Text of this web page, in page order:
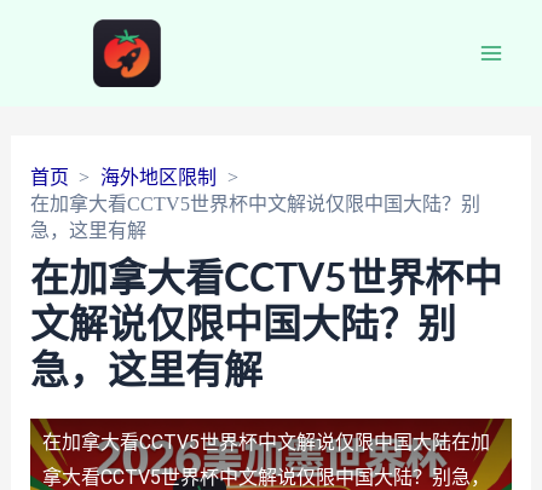
首页
海外地区限制
在加拿大看CCTV5世界杯中文解说仅限中国大陆？别
急，这里有解
在加拿大看CCTV5世界杯中
文解说仅限中国大陆？别
急，这里有解
在加拿大看CCTV5世界杯中文解说仅限中国大陆在加
拿大看CCTV5世界杯中文解说仅限中国大陆？别急，